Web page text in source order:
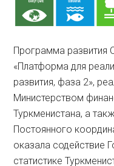
Программа
«Платформа для
развития, фаза 2»,
Министерством
Туркменистана, а
Постоянного
оказала содействие
статистике